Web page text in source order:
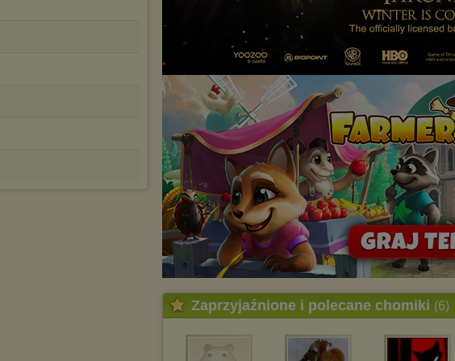
Istnieje możliwość zmiany ustawień przeglądarki internetowej w
sposób uniemożliwiający przechowywanie plików cookies na
urządzeniu końcowym. Można również usunąć pliki cookies,
dokonując odpowiednich zmian w ustawieniach przeglądarki
internetowej.
Pełną informację na ten temat znajdziesz pod adresem
http://chomikuj.pl/PolitykaPrywatnosci.aspx.
Zaprzyjaźnione i polecane chomiki (6)